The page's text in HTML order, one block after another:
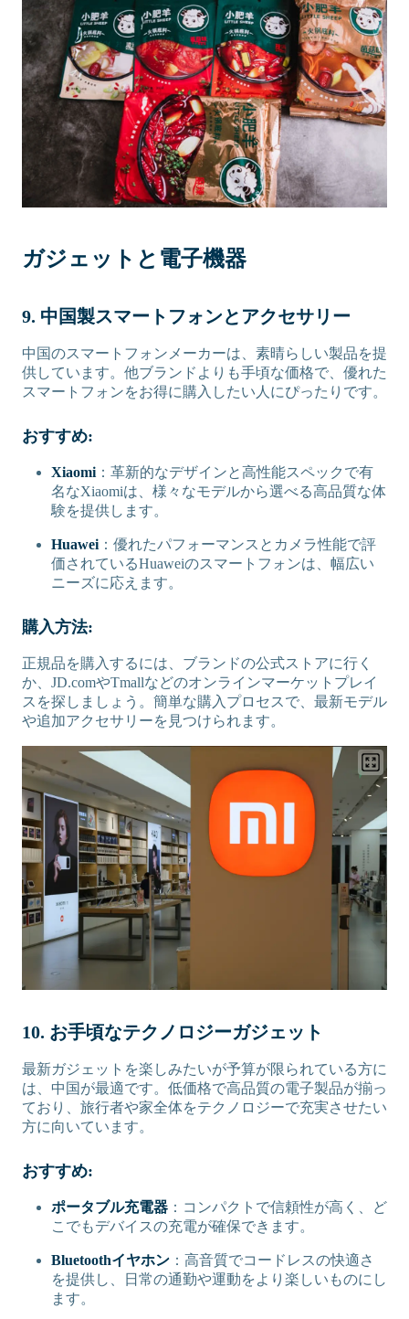
ガジェットと電子機器
9. 中国製スマートフォンとアクセサリー
中国のスマートフォンメーカーは、素晴らしい製品を提
供しています。他ブランドよりも手頃な価格で、優れた
スマートフォンをお得に購入したい人にぴったりです。
おすすめ:
Xiaomi ：革新的なデザインと高性能スペックで有
名なXiaomiは、様々なモデルから選べる高品質な体
験を提供します。
Huawei ：優れたパフォーマンスとカメラ性能で評
価されているHuaweiのスマートフォンは、幅広い
ニーズに応えます。
購入方法:
正規品を購入するには、ブランドの公式ストアに行く
か、JD.comやTmallなどのオンラインマーケットプレイ
スを探しましょう。簡単な購入プロセスで、最新モデル
や追加アクセサリーを見つけられます。
10. お手頃なテクノロジーガジェット
最新ガジェットを楽しみたいが予算が限られている方に
は、中国が最適です。低価格で高品質の電子製品が揃っ
ており、旅行者や家全体をテクノロジーで充実させたい
方に向いています。
おすすめ:
ポータブル充電器 ：コンパクトで信頼性が高く、ど
こでもデバイスの充電が確保できます。
Bluetoothイヤホン ：高音質でコードレスの快適さ
を提供し、日常の通勤や運動をより楽しいものにし
ます。